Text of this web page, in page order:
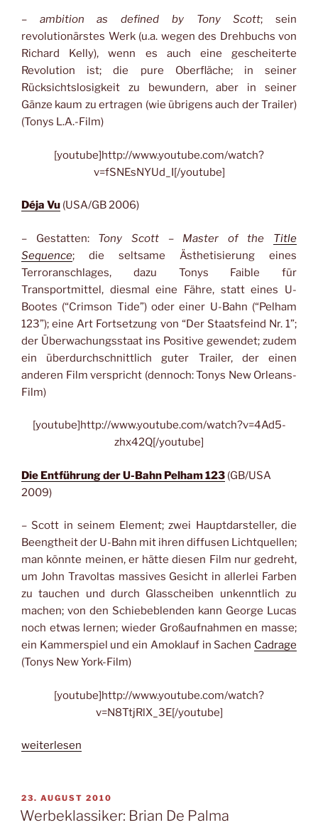
– ambition as defined by Tony Scott; sein
revolutionärstes Werk (u.a. wegen des Drehbuchs von
Richard Kelly), wenn es auch eine gescheiterte
Revolution ist; die pure Oberfläche; in seiner
Rücksichtslosigkeit zu bewundern, aber in seiner
Gänze kaum zu ertragen (wie übrigens auch der Trailer)
(Tonys L.A.-Film)
[youtube]http://www.youtube.com/watch?
v=fSNEsNYUd_I[/youtube]
Déja Vu (USA/GB 2006)
– Gestatten: Tony Scott – Master of the Title
Sequence; die seltsame Ästhetisierung eines
Terroranschlages, dazu Tonys Faible für
Transportmittel, diesmal eine Fähre, statt eines U-
Bootes (“Crimson Tide”) oder einer U-Bahn (“Pelham
123”); eine Art Fortsetzung von “Der Staatsfeind Nr. 1”;
der Überwachungsstaat ins Positive gewendet; zudem
ein überdurchschnittlich guter Trailer, der einen
anderen Film verspricht (dennoch: Tonys New Orleans-
Film)
[youtube]http://www.youtube.com/watch?v=4Ad5-
zhx42Q[/youtube]
Die Entführung der U-Bahn Pelham 123 (GB/USA
2009)
– Scott in seinem Element; zwei Hauptdarsteller, die
Beengtheit der U-Bahn mit ihren diffusen Lichtquellen;
man könnte meinen, er hätte diesen Film nur gedreht,
um John Travoltas massives Gesicht in allerlei Farben
zu tauchen und durch Glasscheiben unkenntlich zu
machen; von den Schiebeblenden kann George Lucas
noch etwas lernen; wieder Großaufnahmen en masse;
ein Kammerspiel und ein Amoklauf in Sachen Cadrage
(Tonys New York-Film)
[youtube]http://www.youtube.com/watch?
v=N8TtjRlX_3E[/youtube]
„Werbeklassiker:
weiterlesen
VERÖFFENTLICHT
AM
23. AUGUST 2010
Werbeklassiker: Brian De Palma